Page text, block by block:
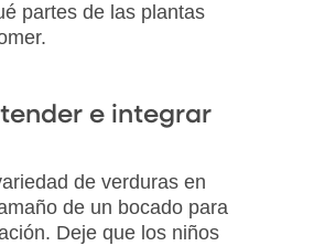
partes de las plantas
e integrar
de verduras en
de un bocado para
Deje que los niños